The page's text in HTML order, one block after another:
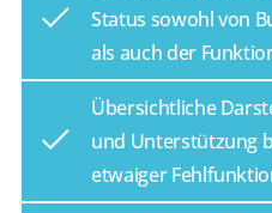
Status sowohl von
als auch der
Übersichtliche
und Unterstützung
etwaiger